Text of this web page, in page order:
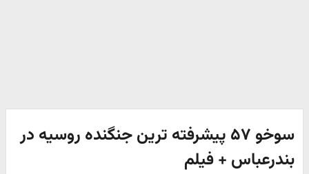
سوخو ۵۷ پیشرفته ترین جنگنده روسیه در
بندرعباس + فیلم